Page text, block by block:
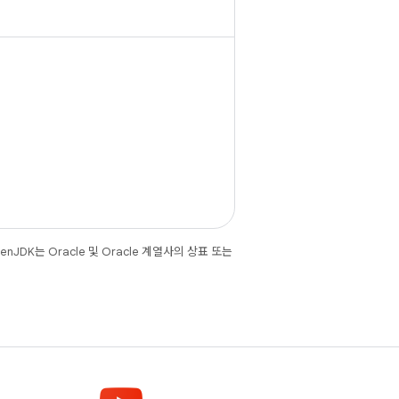
는 Oracle 및 Oracle 계열사의 상표 또는